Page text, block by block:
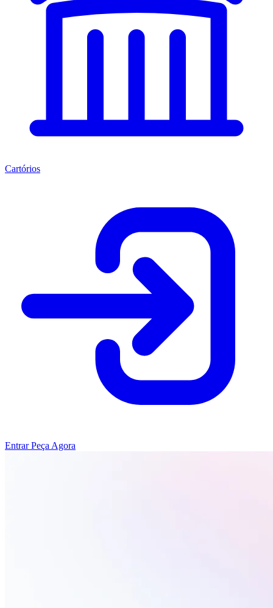
Cartórios
Entrar Peça Agora